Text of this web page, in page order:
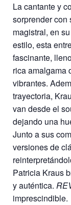
La cantante y
sorprender con
magistral, en
estilo, esta
fascinante,
rica amalgama
vibrantes.
trayectoria,
van desde el
dejando una
Junto a sus
versiones de
Patricia Kraus
y auténtica.
imprescindible.